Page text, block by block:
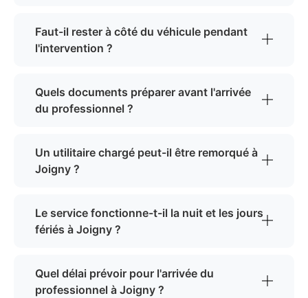
Faut-il rester à côté du véhicule pendant
l'intervention ?
Quels documents préparer avant l'arrivée
du professionnel ?
Un utilitaire chargé peut-il être remorqué à
Joigny ?
Le service fonctionne-t-il la nuit et les jours
fériés à Joigny ?
Quel délai prévoir pour l'arrivée du
professionnel à Joigny ?